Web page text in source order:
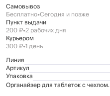
Самовывоз
Бесплатно•Сегодня и позже
Пункт выдачи
200 ₽•2 рабочих дня
Курьером
300 ₽•1 день
Линия
Артикул
Упаковка
Органайзер для таблеток с чехлом.